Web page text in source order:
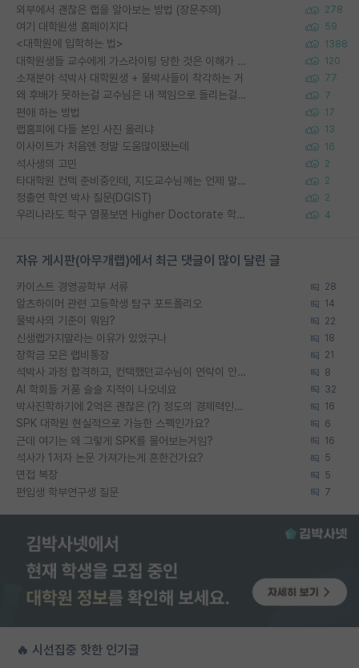
외부에서 괜찮은 랩을 알아보는 방법 (장문주의) 278
여기 대학원생 홈페이지다 59
<대학원에 입학하는 법> 1388
대학원생들 교수에게 가스라이팅 당한 것은 이해가 갑니다. 안타깝네요. 120
소재분야 석박사 대학원생 + 물박사들이 착각하는 거 77
왜 후배가 못하는걸 교수님은 내 책임으로 돌리는걸까요? 7
편애 하는 방법 17
랩홈피에 다들 본인 사진 올리냐 13
이사이트가 처음엔 정말 도움많이됐는데 16
석사생의 고민 2
타대학원 컨텍 준비중인데, 지도교수님께는 언제 말씀드려야 할까요? 2
정출연 학연 박사 질문(DGIST) 2
우리나라도 학구 열풍보면 Higher Doctorate 학위가 필요하다고 봅니다. 4
자유 게시판(아무개랩)에서 최근 댓글이 많이 달린 글
카이스트 경영공학부 서류 28
알츠하이머 관련 고등학생 탐구 포트폴리오 14
물박사의 기준이 뭐임? 22
신생랩가지말라는 이유가 있었구나 18
장학금 모은 랩비통장 21
석박사 과정 합격하고, 컨택했던교수님이 연락이 안됩니다... 8
AI 학회들 거품 슬슬 지적이 나오네요 32
박사진학하기에 2억은 괜찮은 (?) 정도의 경제력인가요 16
SPK 대학원 현실적으로 가능한 스펙인가요? 6
근데 여기는 왜 그렇게 SPK를 물어보는거임? 16
석사가 1저자 논문 가져가는게 흔한건가요? 5
면접 복장 5
편입생 학부연구생 질문 7
🔥 시선집중 핫한 인기글